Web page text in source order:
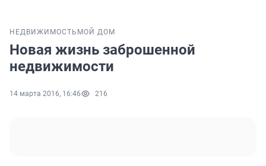
НЕДВИЖИМОСТЬ МОЙ ДОМ
Новая жизнь заброшенной
недвижимости
14 марта 2016, 16:46 216